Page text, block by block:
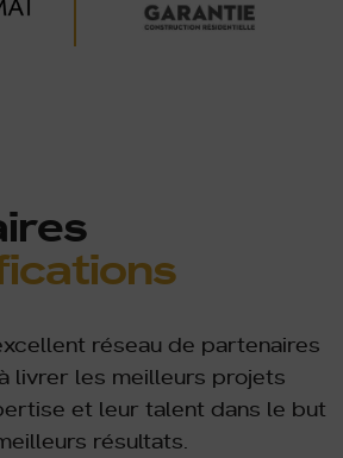
réseau de partenaires
livrer les meilleurs projets
et leur talent dans le but
résultats.